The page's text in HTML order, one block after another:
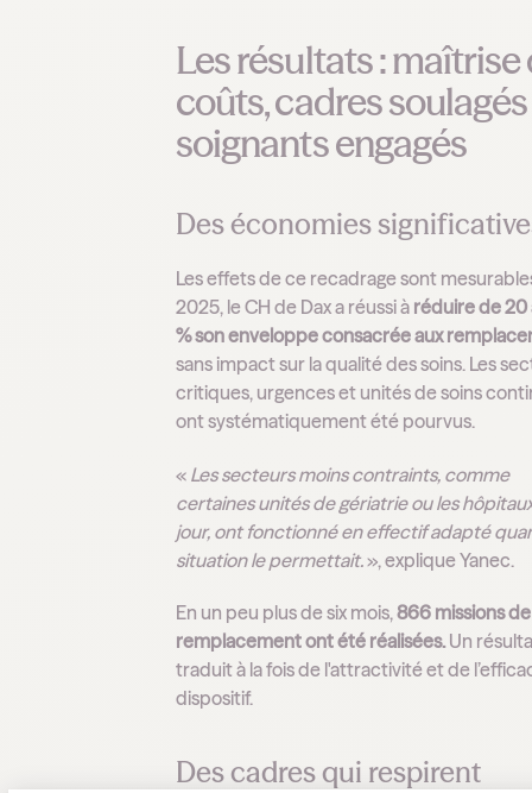
Les résultats : maîtrise
coûts, cadres
soignants engagés
Des économies
Les effets de ce recadrage sont
2025, le CH de Dax a réussi à réduire de 20
% son enveloppe consacrée aux
sans impact sur la qualité des soins. Les
critiques, urgences et unités de soins
ont systématiquement été pourvus.
« Les secteurs moins contraints, comme
certaines unités de gériatrie ou les
jour, ont fonctionné en effectif adapté
situation le permettait.», explique Yanec.
En un peu plus de six mois,866 missions de
remplacement ont été réalisées.Un
traduit à la fois de l'attractivité et de
dispositif.
Des cadres qui respirent